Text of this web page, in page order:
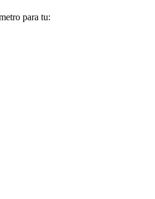
para tu: